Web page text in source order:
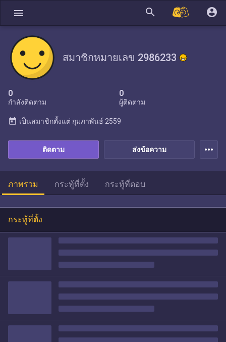
menu search account_circle
สมาชิกหมายเลข 2986233
0
กำลังติดตาม
0
ผู้ติดตาม
ส่งข้อความ
ติดตาม
today เป็นสมาชิกตั้งแต่ กุมภาพันธ์ 2559
more_horiz
ภาพรวม กระทู้ที่ตั้ง กระทู้ที่ตอบ
กระทู้ที่ตั้ง